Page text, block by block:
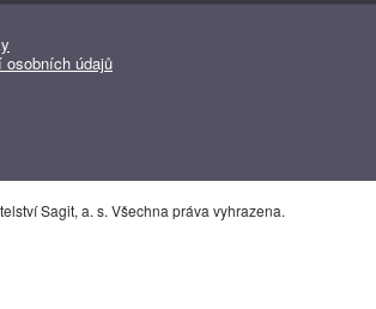
osobních údajů
Sagit, a. s. Všechna práva vyhrazena.